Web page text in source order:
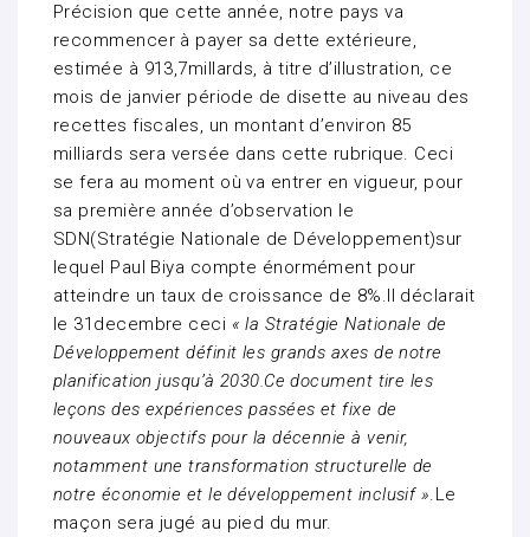
Précision que cette année, notre pays va
recommencer à payer sa dette extérieure,
estimée à 913,7millards, à titre d’illustration, ce
mois de janvier période de disette au niveau des
recettes fiscales, un montant d’environ 85
milliards sera versée dans cette rubrique. Ceci
se fera au moment où va entrer en vigueur, pour
sa première année d’observation le
SDN(Stratégie Nationale de Développement)sur
lequel Paul Biya compte énormément pour
atteindre un taux de croissance de 8%.Il déclarait
le 31decembre ceci « la Stratégie Nationale de
Développement définit les grands axes de notre
planification jusqu’à 2030.Ce document tire les
leçons des expériences passées et fixe de
nouveaux objectifs pour la décennie à venir,
notamment une transformation structurelle de
notre économie et le développement inclusif ».Le
maçon sera jugé au pied du mur.